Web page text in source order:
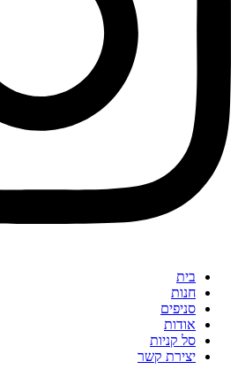
בית
חנות
סניפים
אודות
סל קניות
יצירת קשר